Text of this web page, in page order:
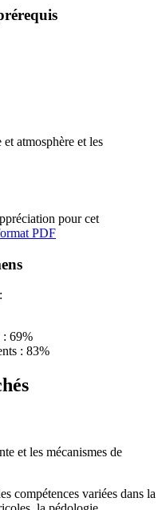
atmosphère et les
pour cet
PDF
: 69%
: 83%
et les mécanismes de
compétences variées dans la